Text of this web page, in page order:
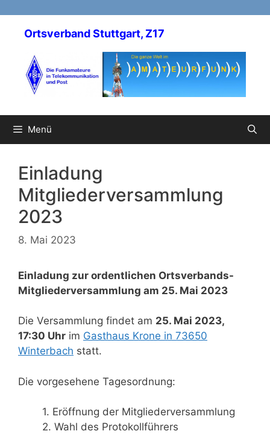
springenOrtsverband Stuttgart, Z17
Menü
Einladung
Mitgliederversammlung
2023
8. Mai 2023
Einladung zur ordentlichen Ortsverbands-
Mitgliederversammlung am 25. Mai 2023
Die Versammlung findet am 25. Mai 2023,
17:30 Uhr im Gasthaus Krone in 73650
Winterbach statt.
Die vorgesehene Tagesordnung:
1. Eröffnung der Mitgliederversammlung
2. Wahl des Protokollführers